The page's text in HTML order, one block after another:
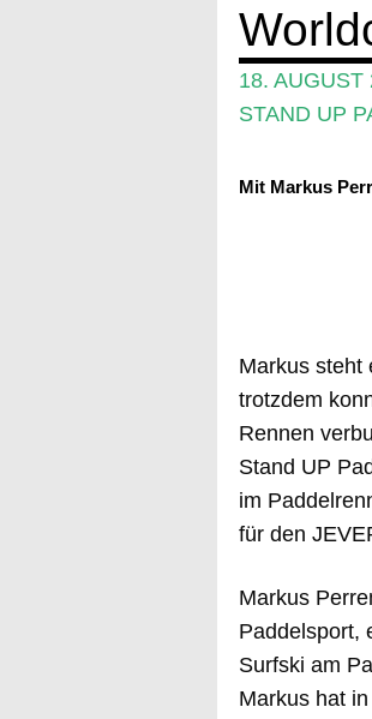
18. AUGUST
STAND UP
Mit Markus
Markus steht
trotzdem
Rennen
Stand UP
im
für den
Markus
Paddelsport,
Surfski am
Markus hat